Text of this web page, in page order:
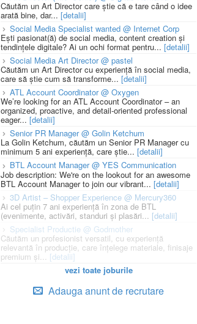
Căutăm un Art Director care știe că e tare când o idee
arată bine, dar... [detalii]
Social Media Specialist wanted @ Internet Corp
Ești pasionat(ă) de social media, content creation și
tendințele digitale? Ai un ochi format pentru... [detalii]
Social Media Art Director @ pastel
Căutăm un Art Director cu experiență în social media,
care să știe cum să transforme... [detalii]
ATL Account Coordinator @ Oxygen
We’re looking for an ATL Account Coordinator – an
organized, proactive, and detail-oriented professional
eager... [detalii]
Senior PR Manager @ Golin Ketchum
La Golin Ketchum, căutăm un Senior PR Manager cu
minimum 5 ani experiență, care știe... [detalii]
BTL Account Manager @ YES Communication
Job description: We're on the lookout for an awesome
BTL Account Manager to join our vibrant... [detalii]
3D Artist – Shopper Experience @ Mercury360
Ai cel puțin 7 ani experiență în zona de BTL
(evenimente, activări, standuri și plasări... [detalii]
Specialist Productie @ Godmother
Căutăm un profesionist versatil, cu experiență
relevantă în producție, care înțelege materiale, finisaje
premium și... [detalii]
vezi toate joburile
Adauga anunt de recrutare